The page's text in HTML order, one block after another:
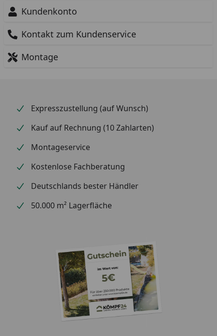
Kundenkonto
Kontakt zum Kundenservice
Montage
Expresszustellung (auf Wunsch)
Kauf auf Rechnung (10 Zahlarten)
Montageservice
Kostenlose Fachberatung
Deutschlands bester Händler
50.000 m² Lagerfläche